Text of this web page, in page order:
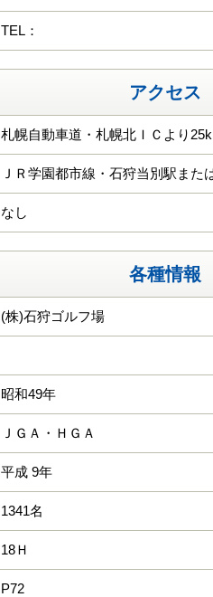
TEL：
アクセス
札幌自動車道・札幌北ＩＣより
ＪＲ学園都市線・石狩当別駅また
なし
各種情報
(株)石狩ゴルフ場
昭和49年
ＪＧＡ・ＨＧＡ
平成 9年
1341名
18Ｈ
P72